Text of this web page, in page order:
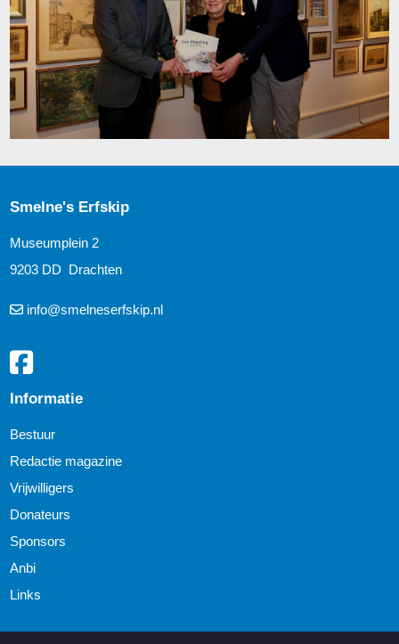
Smelne's Erfskip
Museumplein 2
9203 DD Drachten
info@smelneserfskip.nl
Informatie
Bestuur
Redactie magazine
Vrijwilligers
Donateurs
Sponsors
Anbi
Links